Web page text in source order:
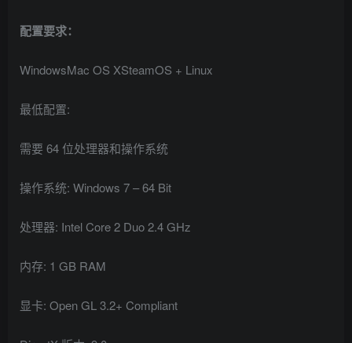
配置要求：
WindowsMac OS XSteamOS + Linux
最低配置:
需要 64 位处理器和操作系统
操作系统: Windows 7 – 64 Bit
处理器: Intel Core 2 Duo 2.4 GHz
内存: 1 GB RAM
显卡: Open GL 3.2+ Compliant